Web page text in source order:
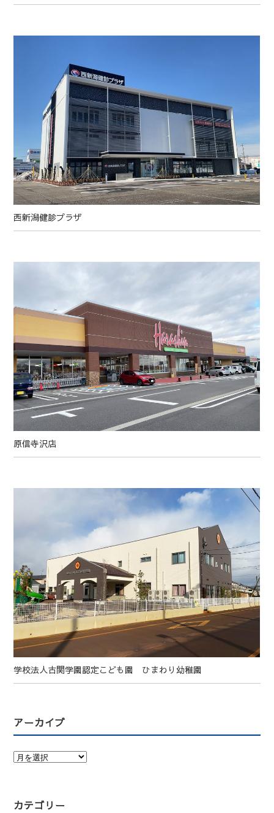
西新潟健診プラザ
原信寺沢店
学校法人古関学園認定こども園 ひまわり幼稚園
アーカイブ
カテゴリー